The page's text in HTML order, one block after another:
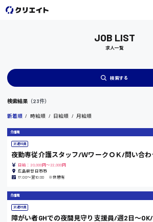
JOB LIST
求人一覧
検索する
検索結果（23件）
新着順 時給順 日給順 月給順
介護職
派遣社員
夜勤専従介護スタッフ/ＷワークＯＫ/問い合わ
日給：20,000円～22,000円
広島県廿日市市
17:00〜翌10:00 ※休憩有
介護職
派遣社員
障がい者GHでの夜間見守り支援員/週2日～